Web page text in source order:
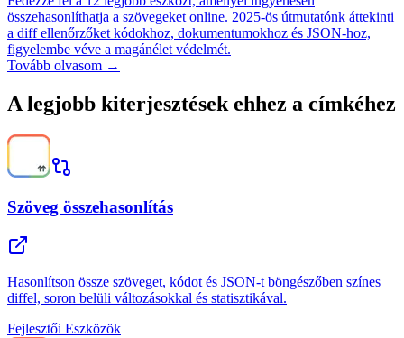
összehasonlíthatja a szövegeket online. 2025-ös útmutatónk áttekinti
a diff ellenőrzőket kódokhoz, dokumentumokhoz és JSON-hoz,
figyelembe véve a magánélet védelmét.
Tovább olvasom →
A legjobb kiterjesztések ehhez a címkéhez
Szöveg összehasonlítás
Hasonlítson össze szöveget, kódot és JSON-t böngészőben színes
diffel, soron belüli változásokkal és statisztikával.
Fejlesztői Eszközök